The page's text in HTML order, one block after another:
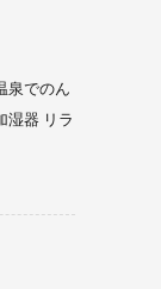
泉でのん
湿器 リラ